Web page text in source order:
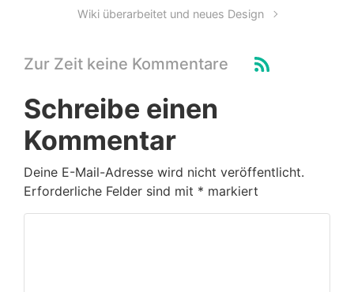
Wiki überarbeitet und neues Design
Zur Zeit keine Kommentare
Schreibe einen
Kommentar
Deine E-Mail-Adresse wird nicht veröffentlicht.
Erforderliche Felder sind mit * markiert